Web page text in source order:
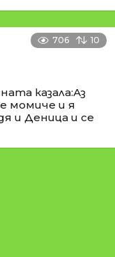
706 10
казала:Аз
момиче и я
и Деница и се